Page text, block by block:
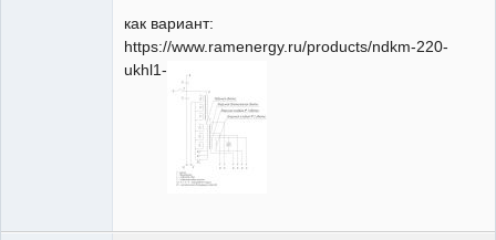
как вариант:
https://www.ramenergy.ru/products/ndkm-220-
ukhl1-